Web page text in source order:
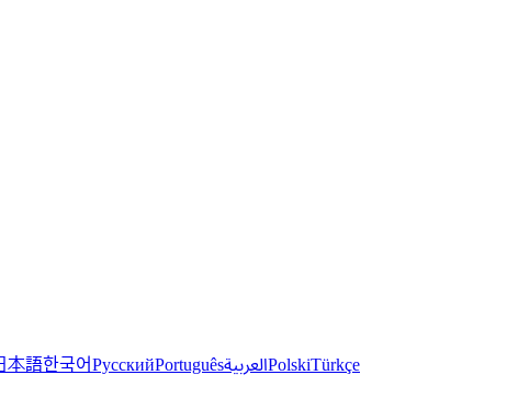
本語한국어РусскийPortuguêsالعربيةPolskiTürkçe